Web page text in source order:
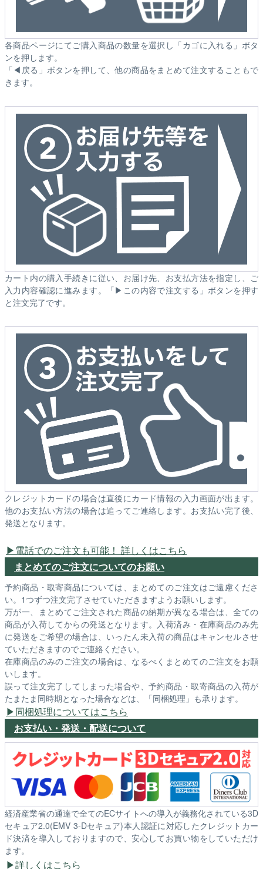
各商品ページにてご購入商品の数量を選択し「カゴに入れる」ボタ
ンを押します。
「◀戻る」ボタンを押して、他の商品をまとめて注文することもで
きます。
カート内の購入手続きに従い、お届け先、お支払方法を指定し、ご
入力内容確認に進みます。「▶この内容で注文する」ボタンを押す
と注文完了です。
クレジットカードの場合は直後にカード情報の入力画面が出ます。
他のお支払い方法の場合は追ってご連絡します。お支払い完了後、
発送となります。
電話でのご注文も可能！ 詳しくはこちら
まとめてのご注文についてのお願い
予約商品・取寄商品については、まとめてのご注文はご遠慮くださ
い。1つずつ注文完了させていただきますようお願いします。
万が一、まとめてご注文された商品の納期が異なる場合は、全ての
商品が入荷してからの発送となります。入荷済み・在庫商品のみ先
に発送をご希望の場合は、いったん未入荷の商品はキャンセルさせ
ていただきますのでご連絡ください。
在庫商品のみのご注文の場合は、なるべくまとめてのご注文をお願
いします。
誤って注文完了してしまった場合や、予約商品・取寄商品の入荷が
たまたま同時期となった場合などは、「同梱処理」も承ります。
同梱処理についてはこちら
お支払い・発送・配送について
経済産業省の通達で全てのECサイトへの導入が義務化されている3D
セキュア2.0(EMV 3-Dセキュア)本人認証に対応したクレジットカー
ド決済を導入しておりますので、安心してお買い物をしていただけ
ます。
詳しくはこちら